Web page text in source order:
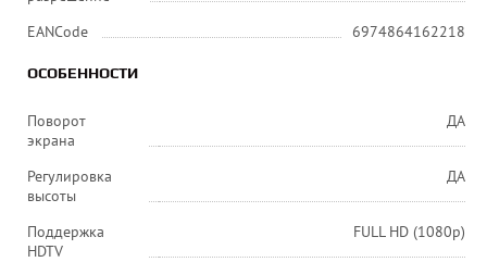
EANCode
6974864162218
ОСОБЕННОСТИ
Поворот
экрана
ДА
Регулировка
высоты
ДА
Поддержка
HDTV
FULL HD (1080p)